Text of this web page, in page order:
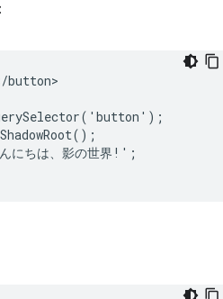
button>
ちは、影の世界!';